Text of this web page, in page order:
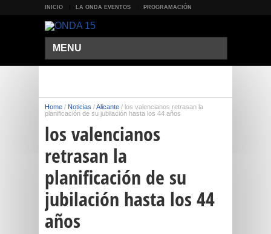
INICIO LA ONDA EVENTOS PROGRAMACIÓN
MENU
Home / Noticias /Alicante / los valencianos retrasan la
planificación de su jubilación hasta los 44 años
los valencianos
retrasan la
planificación de su
jubilación hasta los 44
años